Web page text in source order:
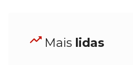
Mais lidas